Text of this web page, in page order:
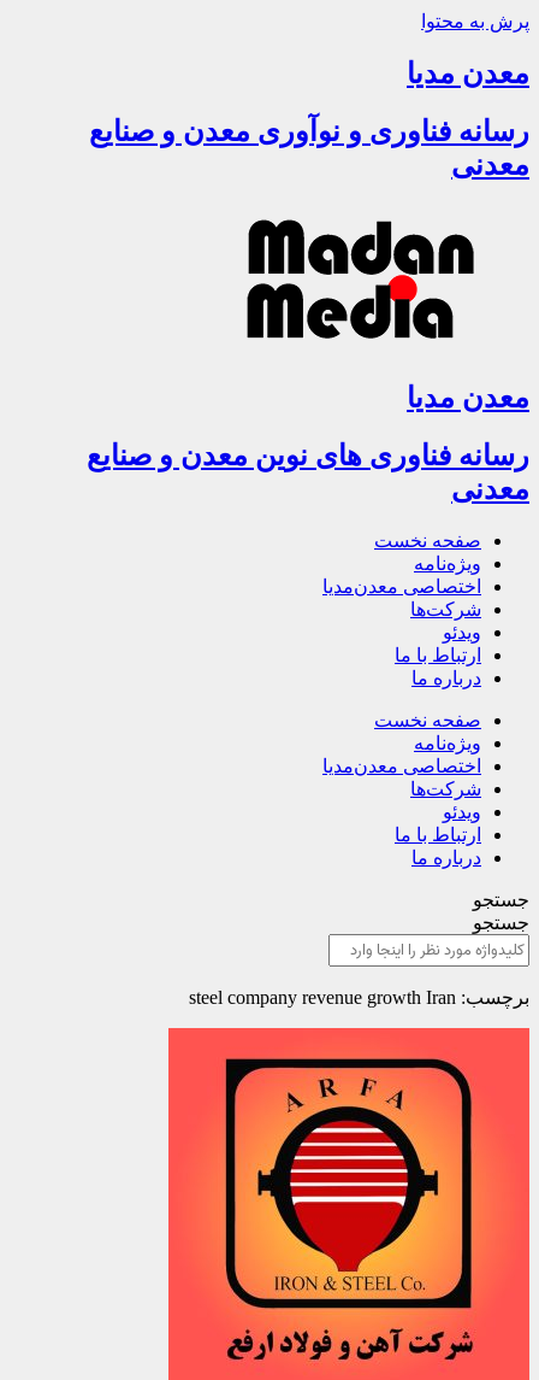
پرش به محتوا
معدن مدیا
رسانه فناوری و نوآوری معدن و صنایع
معدنی
معدن مدیا
رسانه فناوری های نوین معدن و صنایع
معدنی
صفحه نخست
ویژه‌نامه
اختصاصی معدن‌مدیا
شرکت‌ها
ویدئو
ارتباط با ما
درباره ما
صفحه نخست
ویژه‌نامه
اختصاصی معدن‌مدیا
شرکت‌ها
ویدئو
ارتباط با ما
درباره ما
جستجو
جستجو
برچسب: steel company revenue growth Iran